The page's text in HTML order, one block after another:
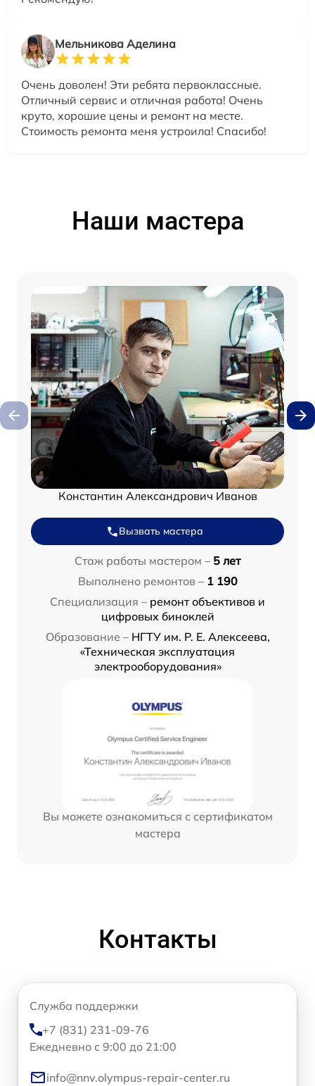
Мельникова Аделина
Очень доволен! Эти ребята первоклассные.
Отличный сервис и отличная работа! Очень
круто, хорошие цены и ремонт на месте.
Стоимость ремонта меня устроила! Спасибо!
Наши мастера
Константин Александрович Иванов
Вызвать мастера
Стаж работы мастером – 5 лет
Выполнено ремонтов – 1 190
Специализация – ремонт объективов и
цифровых биноклей
Образование – НГТУ им. Р. Е. Алексеева,
«Техническая эксплуатация
электрооборудования»
Вы можете ознакомиться с сертификатом
мастера
Контакты
Служба поддержки
+7 (831) 231-09-76
Ежедневно с 9:00 до 21:00
info@nnv.olympus-repair-center.ru